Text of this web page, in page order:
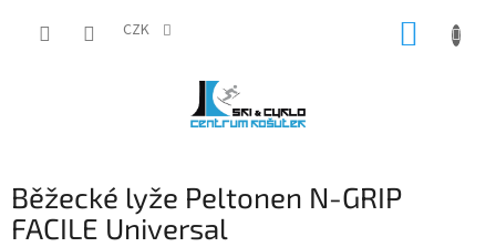
CZK
Běžecké lyže Peltonen N-GRIP
FACILE Universal